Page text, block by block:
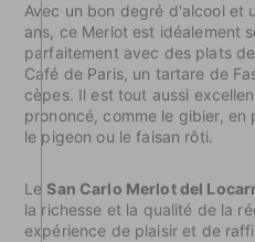
Avec un bon degré d'alcool et
ans, ce Merlot est idéalement
parfaitement avec des plats
Café de Paris, un tartare de
cèpes. Il est tout aussi
prononcé, comme le gibier,
le pigeon ou le faisan rôti.
Le San Carlo Merlot del
la richesse et la qualité de la
expérience de plaisir et de